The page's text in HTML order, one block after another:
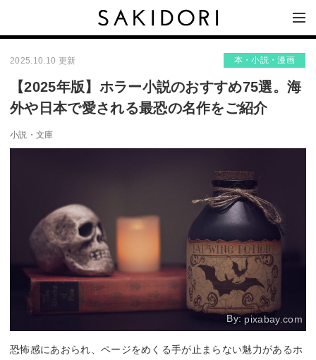
2025.10.10 更新 本・小説・漫画
【2025年版】ホラー小説のおすすめ75選。海
外や日本で愛される最恐の名作をご紹介
小説・文庫
By:pixabay.com
恐怖感にあおられ、ページをめくる手が止まらない魅力があるホ